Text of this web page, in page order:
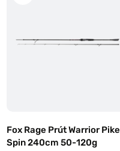
Fox Rage Prút Warrior Pike
Spin 240cm 50-120g